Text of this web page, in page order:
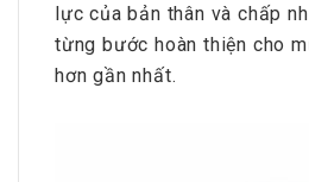
lực của bản thân và chấp
từng bước hoàn thiện cho
hơn gần nhất.